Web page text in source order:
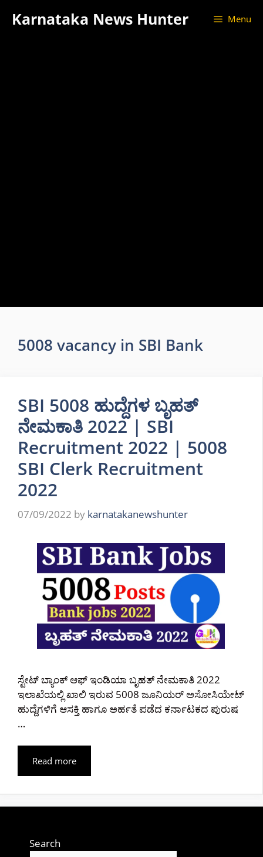
Karnataka News Hunter Menu
5008 vacancy in SBI Bank
SBI 5008 ಹುದ್ದೆಗಳ ಬೃಹತ್
ನೇಮಕಾತಿ 2022 | SBI
Recruitment 2022 | 5008
SBI Clerk Recruitment
2022
07/09/2022 by karnatakanewshunter
ಸ್ಟೇಟ್ ಬ್ಯಾಂಕ್ ಆಫ್ ಇಂಡಿಯಾ ಬೃಹತ್ ನೇಮಕಾತಿ 2022
ಇಲಾಖೆಯಲ್ಲಿ ಖಾಲಿ ಇರುವ 5008 ಜೂನಿಯರ್ ಅಸೋಸಿಯೇಟ್
ಹುದ್ದೆಗಳಿಗೆ ಆಸಕ್ತಿ ಹಾಗೂ ಅರ್ಹತೆ ಪಡೆದ ಕರ್ನಾಟಕದ ಪುರುಷ
…
Read more
Search